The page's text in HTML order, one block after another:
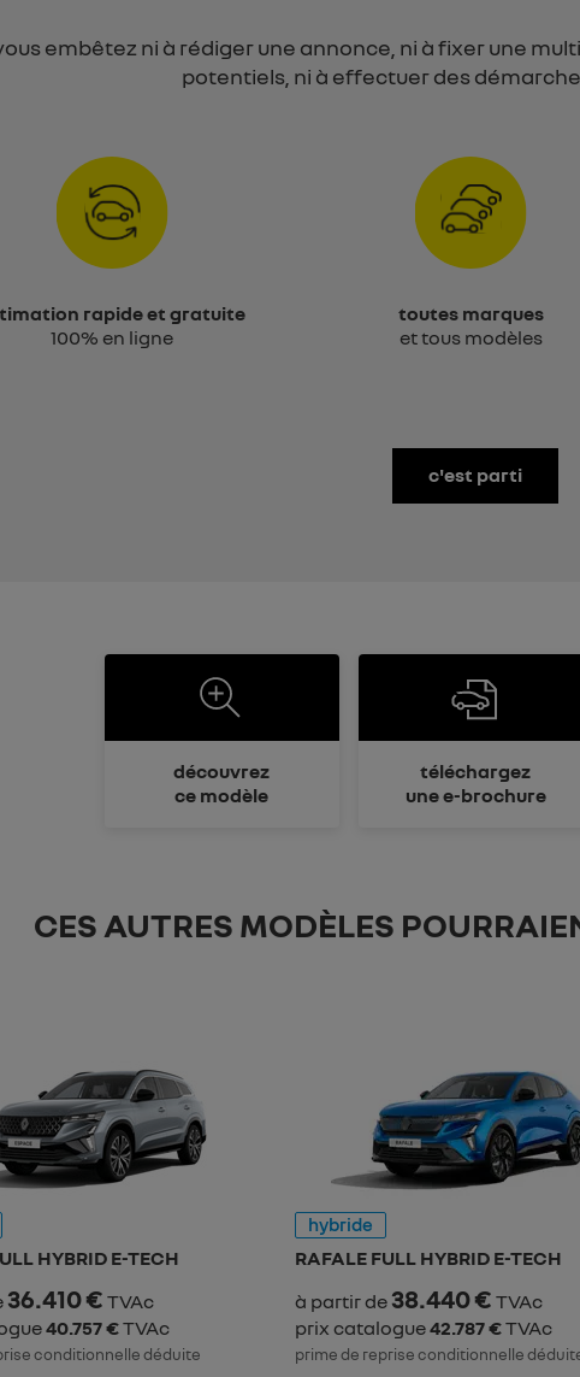
embêtez ni à rédiger une annonce, ni à fixer une
potentiels, ni à effectuer des
rapide et gratuite
100% en ligne
toutes marques
et tous modèles
c'est parti
découvrez
ce modèle
téléchargez
une e-brochure
CES AUTRES MODÈLES
HYBRID E-TECH
36.410 € TVAc
40.757 €TVAc
conditionnelle déduite
hybride
RAFALE FULL HYBRID E-TECH
à partir de 38.440 € TVAc
prix catalogue42.787 €TVAc
prime de reprise conditionnelle